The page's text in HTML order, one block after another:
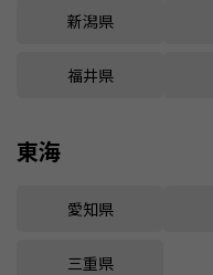
新潟県
福井県
東海
愛知県
三重県